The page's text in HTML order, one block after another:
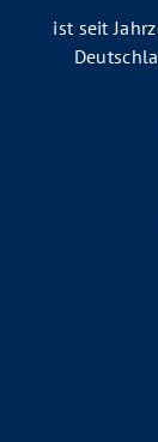
ist seit